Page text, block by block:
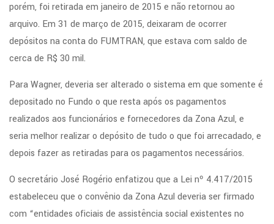
porém, foi retirada em janeiro de 2015 e não retornou ao
arquivo. Em 31 de março de 2015, deixaram de ocorrer
depósitos na conta do FUMTRAN, que estava com saldo de
cerca de R$ 30 mil.
Para Wagner, deveria ser alterado o sistema em que somente é
depositado no Fundo o que resta após os pagamentos
realizados aos funcionários e fornecedores da Zona Azul, e
seria melhor realizar o depósito de tudo o que foi arrecadado, e
depois fazer as retiradas para os pagamentos necessários.
O secretário José Rogério enfatizou que a Lei nº 4.417/2015
estabeleceu que o convênio da Zona Azul deveria ser firmado
com “entidades oficiais de assistência social existentes no